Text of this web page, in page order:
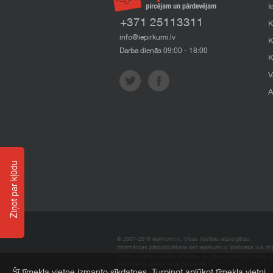
+371 25113311
info@iepirkumi.lv
Darba dienās 09:00 - 18:00
© 2007–2018 Iepirkumi.lv. Visas tiesības aizsargātas.
Informācijas pārpublicēšana bez iepirkumi.lv īpašnieka SIA
Ziņot par kļūdu